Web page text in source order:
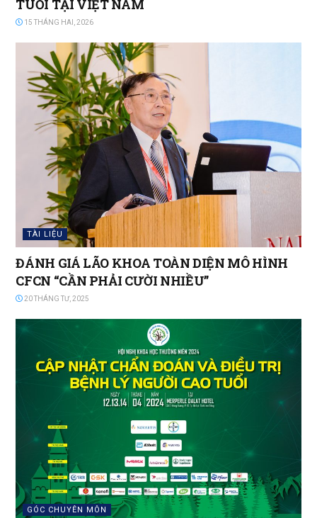
TUỔI TẠI VIỆT NAM
15 THÁNG HAI, 2026
TÀI LIỆU
ĐÁNH GIÁ LÃO KHOA TOÀN DIỆN MÔ HÌNH
CFCN “CẦN PHẢI CƯỜI NHIỀU”
20 THÁNG TƯ, 2025
GÓC CHUYÊN MÔN